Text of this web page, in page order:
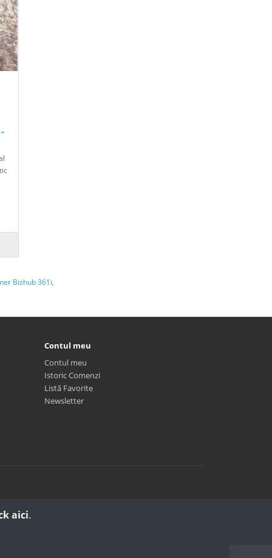
Bizhub 361i,
Contul meu
Contul meu
Istoric Comenzi
Listă Favorite
Newsletter
aici.